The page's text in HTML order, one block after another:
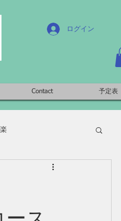
ログイン
Contact 予定表